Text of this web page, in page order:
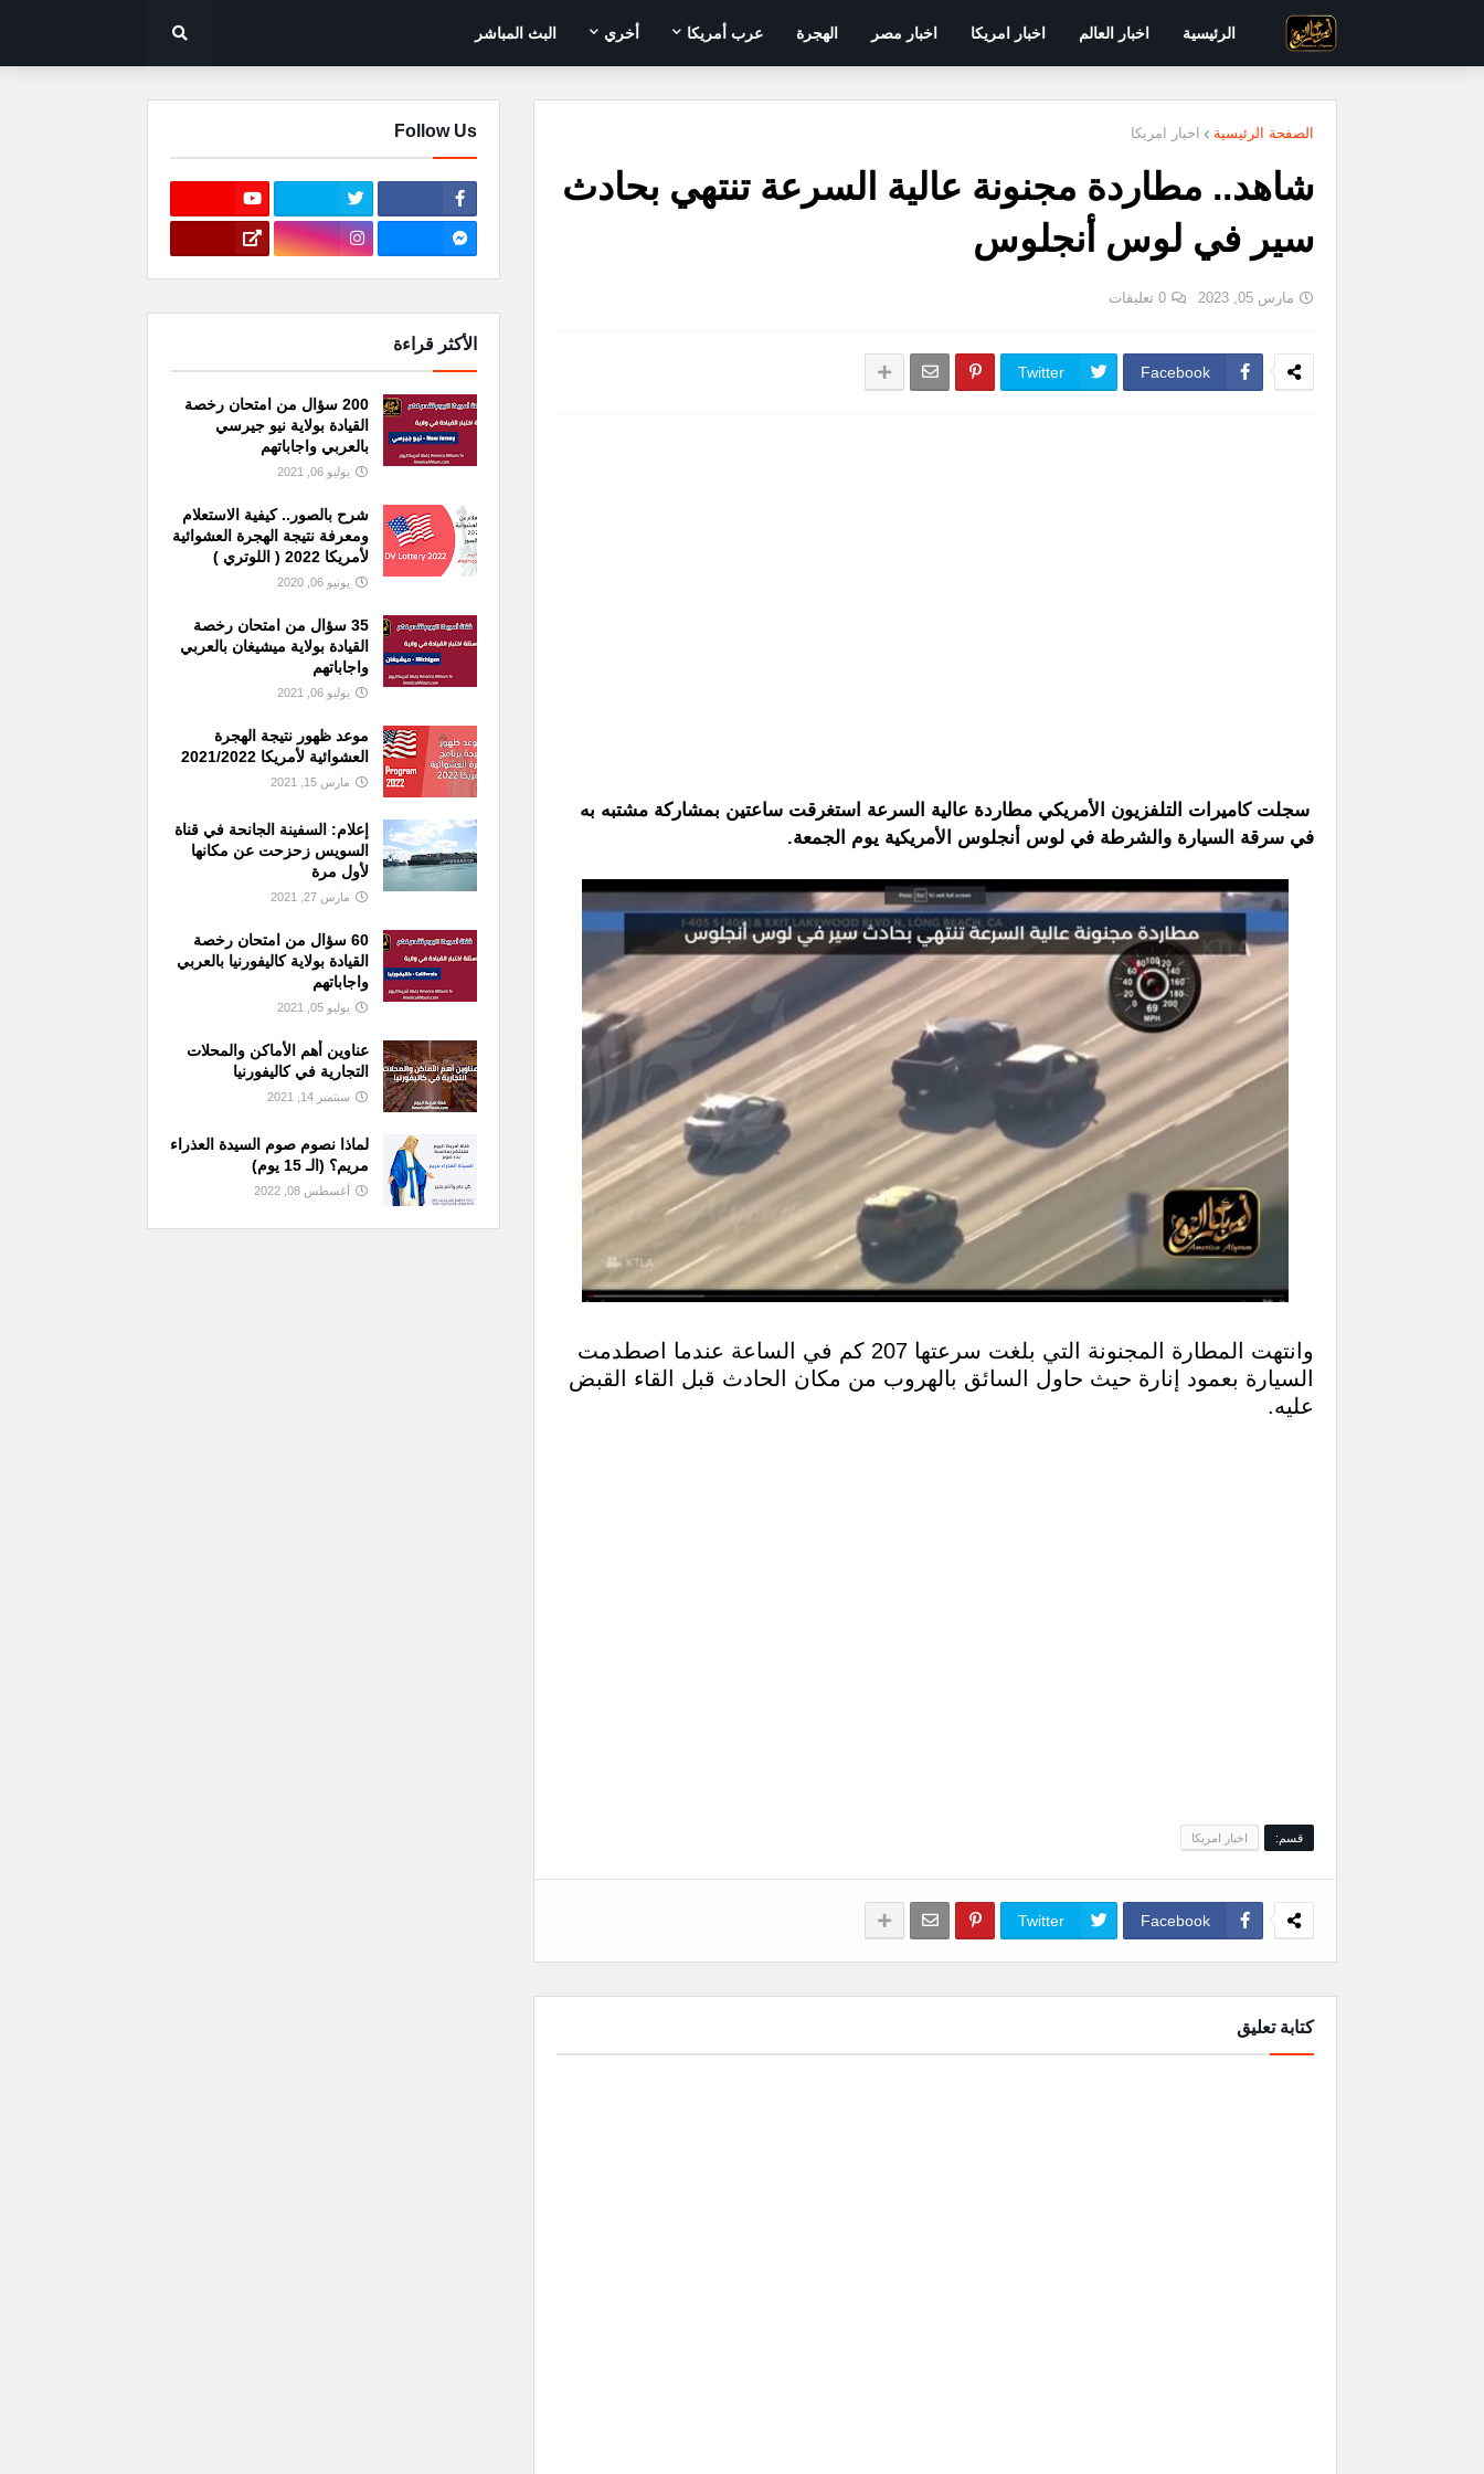
الرئيسية اخبار العالم اخبار امريكا اخبار مصر الهجرة عرب أمريكا أخري البث المباشر
الصفحة الرئيسية اخبار امريكا
شاهد.. مطاردة مجنونة عالية السرعة تنتهي بحادث
سير في لوس أنجلوس
مارس 05, 2023 0 تعليقات
Facebook
Twitter
سجلت كاميرات التلفزيون الأمريكي مطاردة عالية السرعة استغرقت ساعتين بمشاركة مشتبه به
في سرقة السيارة والشرطة في لوس أنجلوس الأمريكية يوم الجمعة.
وانتهت المطارة المجنونة التي بلغت سرعتها 207 كم في الساعة عندما اصطدمت
السيارة بعمود إنارة حيث حاول السائق بالهروب من مكان الحادث قبل القاء القبض
عليه.
قسم: اخبار امريكا
Facebook
Twitter
كتابة تعليق
Follow Us
الأكثر قراءة
200 سؤال من امتحان رخصة
القيادة بولاية نيو جيرسي
بالعربي واجاباتهم
يوليو 06, 2021
شرح بالصور.. كيفية الاستعلام
ومعرفة نتيجة الهجرة العشوائية
لأمريكا 2022 ( اللوتري )
يونيو 06, 2020
35 سؤال من امتحان رخصة
القيادة بولاية ميشيغان بالعربي
واجاباتهم
يوليو 06, 2021
موعد ظهور نتيجة الهجرة
العشوائية لأمريكا 2021/2022
مارس 15, 2021
إعلام: السفينة الجانحة في قناة
السويس زحزحت عن مكانها
لأول مرة
مارس 27, 2021
60 سؤال من امتحان رخصة
القيادة بولاية كاليفورنيا بالعربي
واجاباتهم
يوليو 05, 2021
عناوين أهم الأماكن والمحلات
التجارية في كاليفورنيا
سبتمبر 14, 2021
لماذا نصوم صوم السيدة العذراء
مريم؟ (الـ 15 يوم)
أغسطس 08, 2022